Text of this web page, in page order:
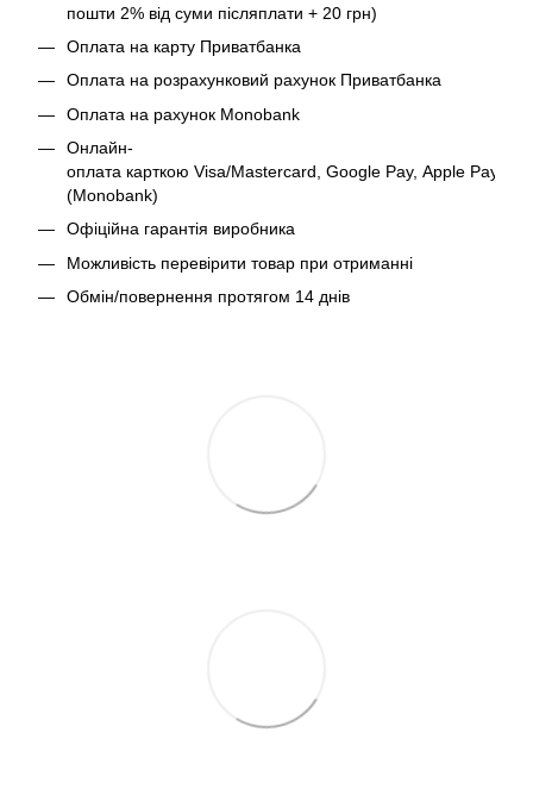
пошти 2% від суми післяплати + 20 грн)
Оплата на карту Приватбанка
Оплата на розрахунковий рахунок Приватбанка
Оплата на рахунок Monobank
Онлайн-
оплата карткою Visa/Mastercard, Google Pay, Apple Pay
(Monobank)
Офіційна гарантія виробника
Можливість перевірити товар при отриманні
Обмін/повернення протягом 14 днів